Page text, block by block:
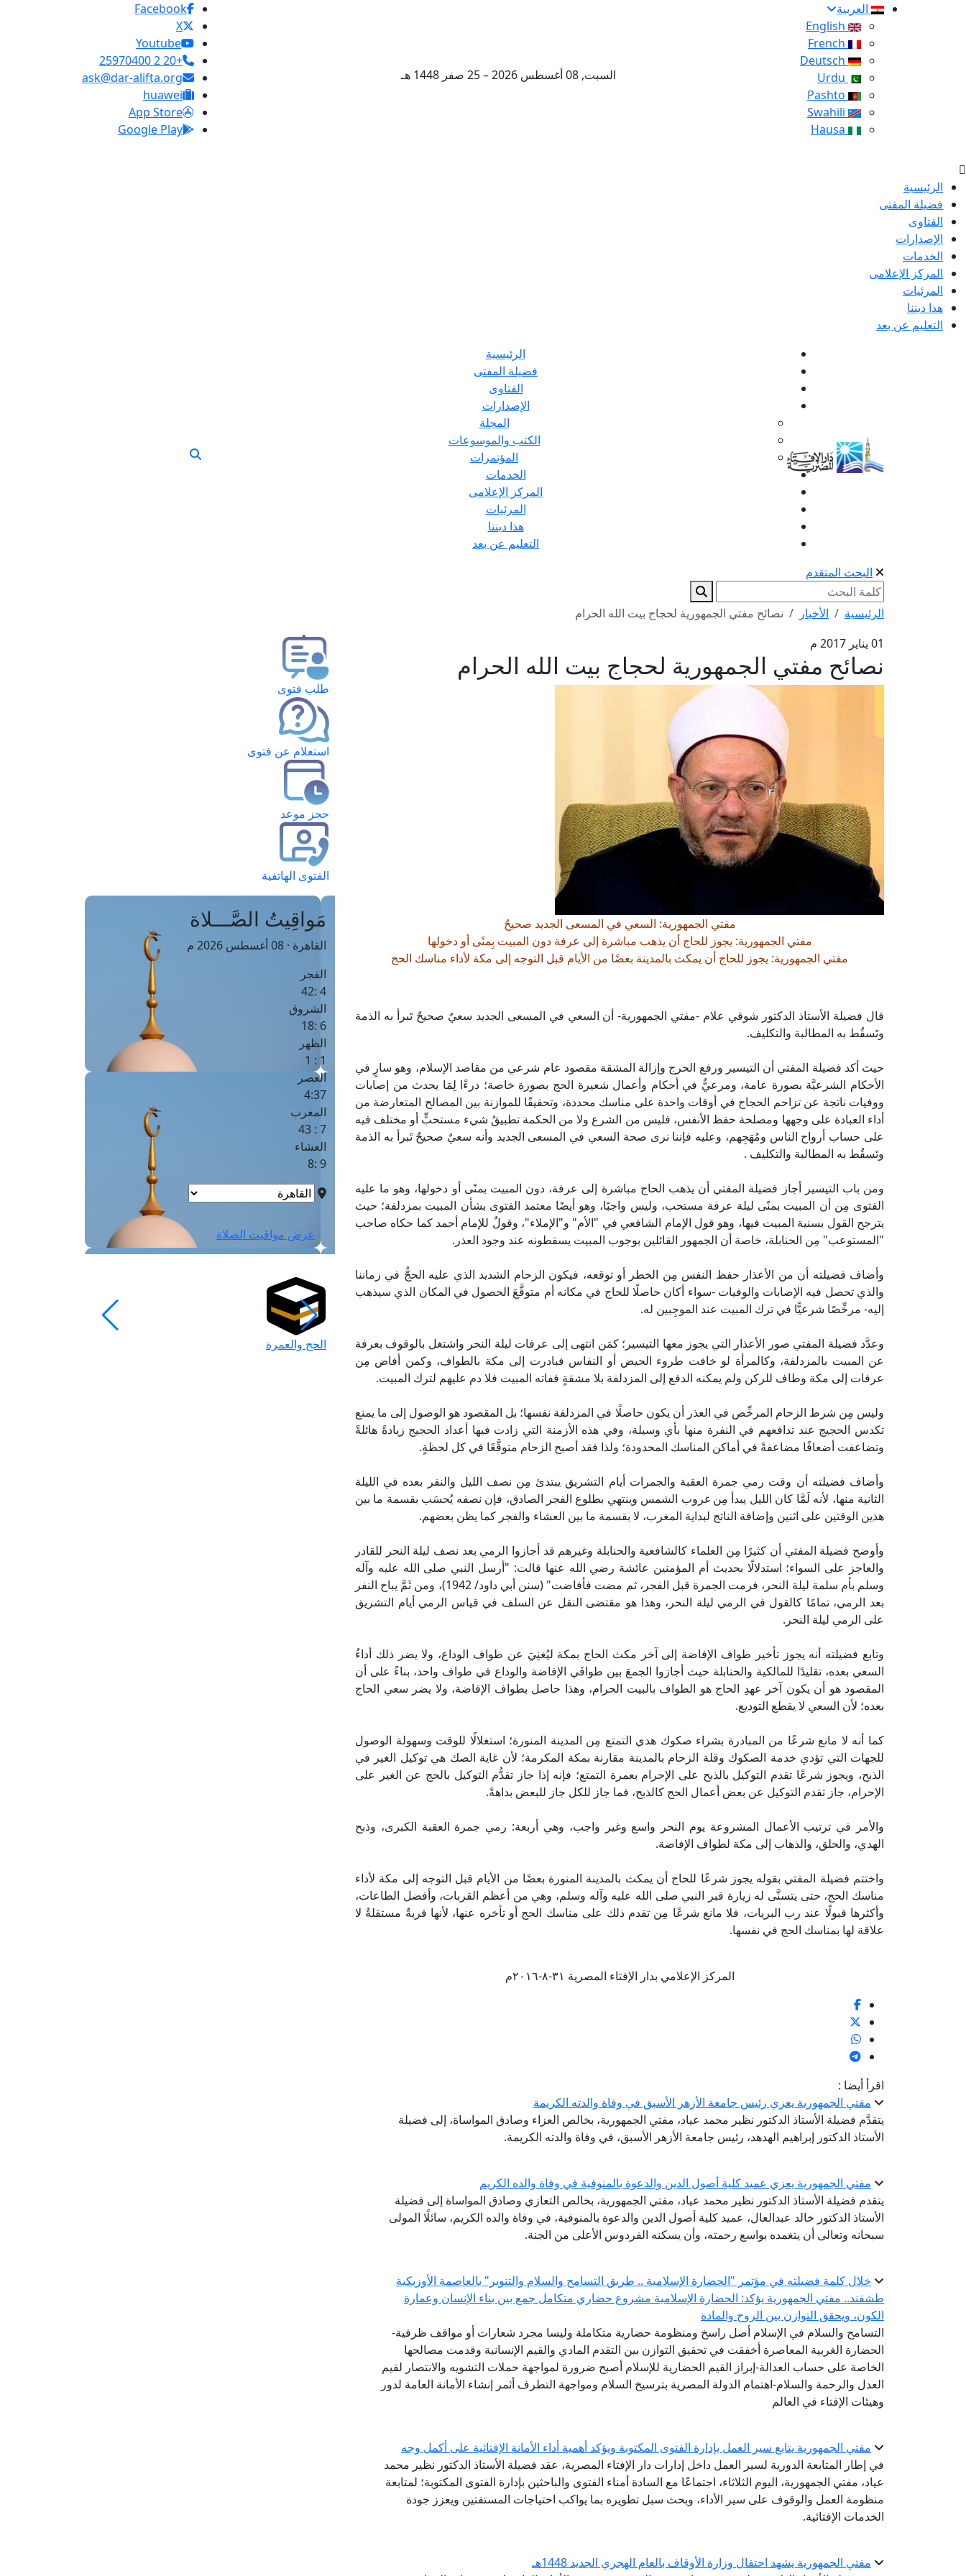
العربية
السبت, 08 أغسطس 2026 – 25 صفر 1448 هـ
Facebook
X
Youtube
+20 2 25970400
ask@dar-alifta.org
huawei
App Store
Google Play
الرئيسية
فضيلة المفتى
الفتاوى
الإصدارات
الخدمات
المركز الإعلامى
المرئيات
هذا ديننا
التعليم عن بعد
الرئيسية
فضيلة المفتى
الفتاوى
الإصدارات
المجلة
الكتب والموسوعات
المؤتمرات
الخدمات
المركز الإعلامى
المرئيات
هذا ديننا
التعليم عن بعد
البحث المتقدم
الرئيسية الأخبار
نصائح مفتي الجمهورية لحجاج بيت الله الحرام
01 يناير 2017 م
نصائح مفتي الجمهورية لحجاج بيت الله الحرام
مفتي الجمهورية: السعي في المسعى الجديد صحيحٌ
مفتي الجمهورية: يجوز للحاج أن يذهب مباشرة إلى عرفة دون المبيت بِمنًى أو دخولها
مفتي الجمهورية: يجوز للحاج أن يمكث بالمدينة بعضًا من الأيام قبل التوجه إلى مكة لأداء مناسك الحج
قال فضيلة الأستاذ الدكتور شوقي علام -مفتي الجمهورية- أن السعي في المسعى الجديد سعيٌ صحيحٌ تَبرأ به الذمة
وتَسقُط به المطالبة والتكليف.
حيث أكد فضيلة المفتي أن التيسير ورفع الحرج وإزالة المشقة مقصود عام شرعي من مقاصد الإسلام، وهو سارٍ في
الأحكام الشرعيَّة بصورة عامة، ومرعيٌّ في أحكام وأعمال شعيرة الحج بصورة خاصة؛ درءًا لِمَا يحدث من إصابات
ووفيات ناتجة عن تزاحم الحجاج في أوقات واحدة على مناسك محددة، وتحقيقًا للموازنة بين المصالح المتعارضة من
أداء العبادة على وجهها ومصلحة حفظ الأنفس، فليس من الشرع ولا من الحكمة تطبيقُ شيء مستحبٍّ أو مختلف فيه
على حساب أرواح الناس ومُهَجِهم، وعليه فإننا نرى صحة السعي في المسعى الجديد وأنه سعيٌ صحيحٌ تَبرأ به الذمة
وتَسقُط به المطالبة والتكليف .
ومن باب التيسير أجاز فضيلة المفتي أن يذهب الحاج مباشرة إلى عرفة، دون المبيت بمنًى أو دخولها، وهو ما عليه
الفتوى مِن أن المبيت بمنًى ليلة عرفة مستحب، وليس واجبًا، وهو أيضًا معتمد الفتوى بشأن المبيت بمزدلفة؛ حيث
يترجح القول بسنية المبيت فيها، وهو قول الإمام الشافعي في "الأم" و"الإملاء"، وقولٌ للإمام أحمد كما حكاه صاحب
"المستوعب" مِن الحنابلة، خاصة أن الجمهور القائلين بوجوب المبيت يسقطونه عند وجود العذر.
وأضاف فضيلته أن من الأعذار حفظ النفس مِن الخطر أو توقعه، فيكون الزحام الشديد الذي عليه الحجُّ في زماننا
والذي تحصل فيه الإصابات والوفيات -سواء أكان حاصلًا للحاج في مكانه أم متوقَّعَ الحصول في المكان الذي سيذهب
إليه- مرخِّصًا شرعيًّا في ترك المبيت عند الموجِبين له.
وعدَّد فضيلة المفتي صور الأعذار التي يجوز معها التيسير؛ كمَن انتهى إلى عرفات ليلة النحر واشتغل بالوقوف بعرفة
عن المبيت بالمزدلفة، وكالمرأة لو خافت طروء الحيض أو النفاس فبادرت إلى مكة بالطواف، وكمن أفاض مِن
عرفات إلى مكة وطاف للركن ولم يمكنه الدفع إلى المزدلفة بلا مشقةٍ ففاته المبيت فلا دم عليهم لترك المبيت.
وليس مِن شرط الزحام المرخِّص في العذر أن يكون حاصلًا في المزدلفة نفسها؛ بل المقصود هو الوصول إلى ما يمنع
تكدس الحجيج عند تدافعهم في النفرة منها بأي وسيلة، وفي هذه الأزمنة التي زادت فيها أعداد الحجيج زيادةً هائلةً
وتضاعفت أضعافًا مضاعفةً في أماكن المناسك المحدودة؛ ولذا فقد أصبح الزحام متوقَّعًا في كل لحظةٍ.
وأضاف فضيلته أن وقت رمي جمرة العقبة والجمرات أيام التشريق يبتدئ مِن نصف الليل والنفر بعده في الليلة
الثانية منها، لأنه لَمَّا كان الليل يبدأ مِن غروب الشمس وينتهي بطلوع الفجر الصادق، فإن نصفه يُحسَب بقسمة ما بين
هذين الوقتين على اثنين وإضافة الناتج لبداية المغرب، لا بقسمة ما بين العشاء والفجر كما يظن بعضهم.
وأوضح فضيلة المفتي أن كثيرًا مِن العلماء كالشافعية والحنابلة وغيرهم قد أجازوا الرمي بعد نصف ليلة النحر للقادر
والعاجز على السواء؛ استدلالًا بحديث أم المؤمنين عائشة رضي الله عنها قالت: "أرسل النبي صلى الله عليه وآله
وسلم بأم سلمة ليلة النحر، فرمت الجمرة قبل الفجر، ثم مضت فأفاضت" (سنن أبي داود/ 1942)، ومن ثَمَّ يباح النفر
بعد الرمي، تمامًا كالقول في الرمي ليلة النحر، وهذا هو مقتضى النقل عن السلف في قياس الرمي أيام التشريق
على الرمي ليلة النحر.
وتابع فضيلته أنه يجوز تأخير طواف الإفاضة إلى آخر مكث الحاج بمكة ليُغنِيَ عن طواف الوداع، ولا يضر ذلك أداءُ
السعي بعده، تقليدًا للمالكية والحنابلة حيث أجازوا الجمعَ بين طوافَي الإفاضة والوداع في طواف واحد، بناءً على أن
المقصود هو أن يكون آخر عهدِ الحاج هو الطواف بالبيت الحرام، وهذا حاصل بطواف الإفاضة، ولا يضر سعي الحاج
بعده؛ لأن السعي لا يقطع التوديع.
كما أنه لا مانع شرعًا من المبادرة بشراء صكوك هدي التمتع مِن المدينة المنورة؛ استغلالًا للوقت وسهولة الوصول
للجهات التي تؤدي خدمة الصكوك وقلة الزحام بالمدينة مقارنة بمكة المكرمة؛ لأن غاية الصك هي توكيل الغير في
الذبح، ويجوز شرعًا تقدم التوكيل بالذبح على الإحرام بعمرة التمتع؛ فإنه إذا جاز تقدُّم التوكيل بالحج عن الغير على
الإحرام، جاز تقدم التوكيل عن بعض أعمال الحج كالذبح، فما جاز للكل جاز للبعض بداهةً.
والأمر في ترتيب الأعمال المشروعة يوم النحر واسع وغير واجب، وهي أربعة: رمي جمرة العقبة الكبرى، وذبح
الهدي، والحلق، والذهاب إلى مكة لطواف الإفاضة.
واختتم فضيلة المفتي بقوله يجوز شرعًا للحاج أن يمكث بالمدينة المنورة بعضًا من الأيام قبل التوجه إلى مكة لأداء
مناسك الحج، حتى يتسنَّى له زيارة قبر النبي صلى الله عليه وآله وسلم، وهي من أعظم القربات، وأفضل الطاعات،
وأكثرها قبولًا عند رب البريات، فلا مانع شرعًا مِن تقدم ذلك على مناسك الحج أو تأخره عنها، لأنها قربةٌ مستقلةٌ لا
علاقة لها بمناسك الحج في نفسها.
المركز الإعلامي بدار الإفتاء المصرية ٣١-٨-٢٠١٦م
اقرأ أيضا :
مفتي الجمهورية يعزي رئيس جامعة الأزهر الأسبق في وفاة والدته الكريمة
يتقدَّم فضيلة الأستاذ الدكتور نظير محمد عياد، مفتي الجمهورية، بخالص العزاء وصادق المواساة، إلى فضيلة
الأستاذ الدكتور إبراهيم الهدهد، رئيس جامعة الأزهر الأسبق، في وفاة والدته الكريمة.
مفتي الجمهورية يعزي عميد كلية أصول الدين والدعوة بالمنوفية في وفاة والده الكريم
يتقدم فضيلة الأستاذ الدكتور نظير محمد عياد، مفتي الجمهورية، بخالص التعازي وصادق المواساة إلى فضيلة
الأستاذ الدكتور خالد عبدالعال، عميد كلية أصول الدين والدعوة بالمنوفية، في وفاة والده الكريم، سائلًا المولى
سبحانه وتعالى أن يتغمده بواسع رحمته، وأن يسكنه الفردوس الأعلى من الجنة.
خلال كلمة فضيلته في مؤتمر "الحضارة الإسلامية .. طريق التسامح والسلام والتنوير" بالعاصمة الأوزبكية
طشقند.. مفتي الجمهورية يؤكد: الحضارة الإسلامية مشروع حضاري متكامل جمع بين بناء الإنسان وعمارة
الكون، ويحقق التوازن بين الروح والمادة
التسامح والسلام في الإسلام أصل راسخ ومنظومة حضارية متكاملة وليسا مجرد شعارات أو مواقف ظرفية-
الحضارة الغربية المعاصرة أخفقت في تحقيق التوازن بين التقدم المادي والقيم الإنسانية وقدمت مصالحها
الخاصة على حساب العدالة-إبراز القيم الحضارية للإسلام أصبح ضرورة لمواجهة حملات التشويه والانتصار لقيم
العدل والرحمة والسلام-اهتمام الدولة المصرية بترسيخ السلام ومواجهة التطرف أثمر إنشاء الأمانة العامة لدور
وهيئات الإفتاء في العالم
مفتي الجمهورية يتابع سير العمل بإدارة الفتوى المكتوبة ويؤكد أهمية أداء الأمانة الإفتائية على أكمل وجه
في إطار المتابعة الدورية لسير العمل داخل إدارات دار الإفتاء المصرية، عقد فضيلة الأستاذ الدكتور نظير محمد
عياد، مفتي الجمهورية، اليوم الثلاثاء، اجتماعًا مع السادة أمناء الفتوى والباحثين بإدارة الفتوى المكتوبة؛ لمتابعة
منظومة العمل والوقوف على سير الأداء، وبحث سبل تطويره بما يواكب احتياجات المستفتين ويعزز جودة
الخدمات الإفتائية.
مفتي الجمهورية يشهد احتفال وزارة الأوقاف بالعام الهجري الجديد 1448هـ
طلب فتوى
استعلام عن فتوى
حجز موعد
الفتوى الهاتفية
مَواقِيتُ الصَّـــلاة
القاهرة · 08 أغسطس 2026 م
الفجر
4 :42
الشروق
6 :18
الظهر
1 : 1
العصر
4:37
المغرب
7 : 43
العشاء
9 :8
عرض مواقيت الصلاة
الحج والعمرة